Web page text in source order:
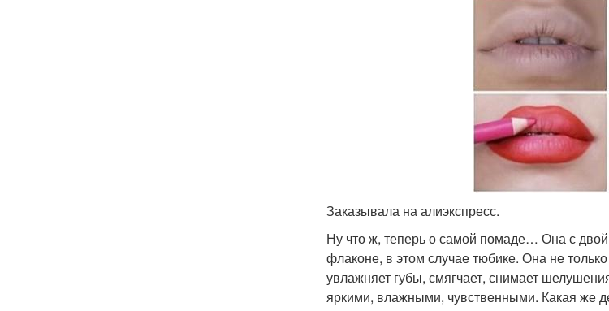
Заказывала на алиэкспресс.
Ну что ж, теперь о самой помаде… Она с
флаконе, в этом случае тюбике. Она не
увлажняет губы, смягчает, снимает
яркими, влажными, чувственными. Какая же